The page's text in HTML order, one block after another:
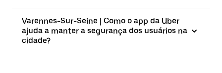
Varennes-Sur-Seine | Como o app da Uber
ajuda a manter a segurança dos usuários na
cidade?